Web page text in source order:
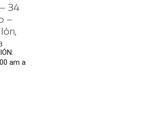
34
–
am a